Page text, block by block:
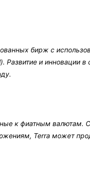
бирж с
Развитие и инновации
к фиатным валютам.
Terra может